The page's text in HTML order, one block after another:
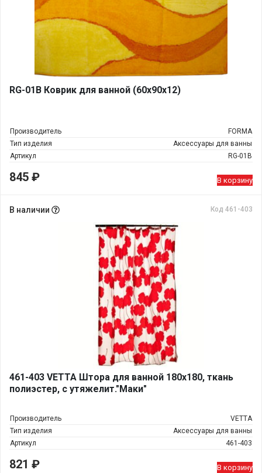
RG-01В Коврик для ванной (60х90х12)
Производитель
FORMA
Тип изделия
Аксессуары для ванны
Артикул
RG-01В
845 ₽ В корзину
В наличии Код 461-403
461-403 VETTA Штора для ванной 180х180, ткань
полиэстер, с утяжелит."Маки"
Производитель
VETTA
Тип изделия
Аксессуары для ванны
Артикул
461-403
821 ₽ В корзину